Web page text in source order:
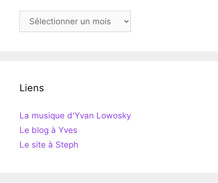
Archives
Liens
La musique d'Yvan Lowosky
Le blog à Yves
Le site à Steph